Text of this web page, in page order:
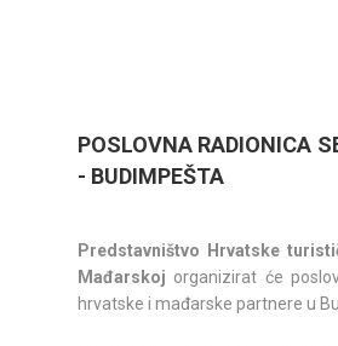
POSLOVNA RADIONICA
- BUDIMPEŠTA
Predstavništvo Hrvatske
Mađarskoj organizirat će
hrvatske i mađarske partnere u